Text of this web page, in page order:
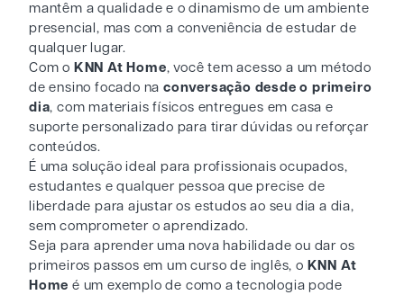
mantêm a qualidade e o dinamismo de um ambiente
presencial, mas com a conveniência de estudar de
qualquer lugar.
Com o KNN At Home, você tem acesso a um método
de ensino focado naconversação desde o primeiro
dia, com materiais físicos entregues em casa e
suporte personalizado para tirar dúvidas ou reforçar
conteúdos.
É uma solução ideal para profissionais ocupados,
estudantes e qualquer pessoa que precise de
liberdade para ajustar os estudos ao seu dia a dia,
sem comprometer o aprendizado.
Seja para aprender uma nova habilidade ou dar os
primeiros passos em um curso de inglês, o KNN At
Home é um exemplo de como a tecnologia pode